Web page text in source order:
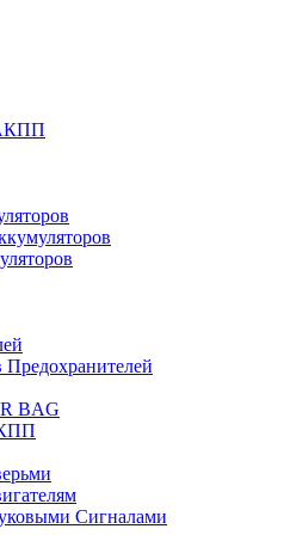
BAG
Сигналами